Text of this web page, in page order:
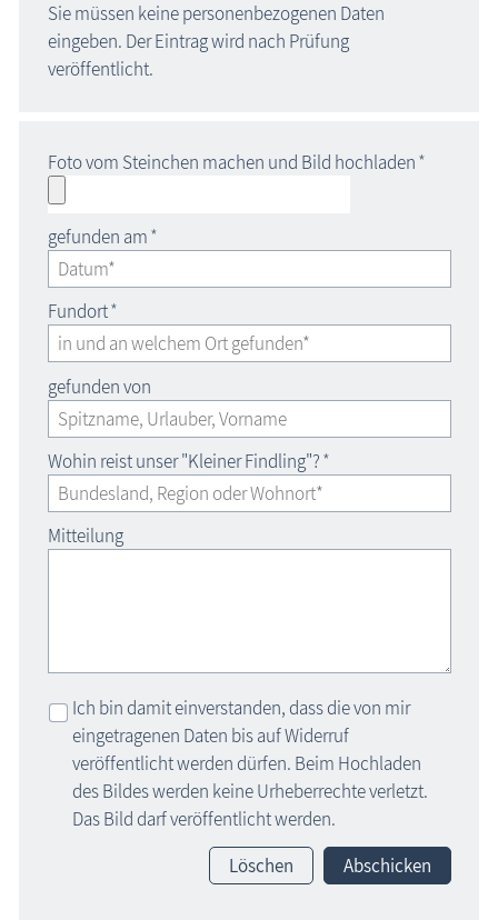
Sie müssen keine personenbezogenen Daten
eingeben. Der Eintrag wird nach Prüfung
veröffentlicht.
Foto vom Steinchen machen und Bild hochladen*
gefunden am*
Fundort*
gefunden von
Wohin reist unser "Kleiner Findling"?*
Mitteilung
Ich bin damit einverstanden, dass die von mir
eingetragenen Daten bis auf Widerruf
veröffentlicht werden dürfen. Beim Hochladen
des Bildes werden keine Urheberrechte verletzt.
Das Bild darf veröffentlicht werden.
Löschen
Abschicken